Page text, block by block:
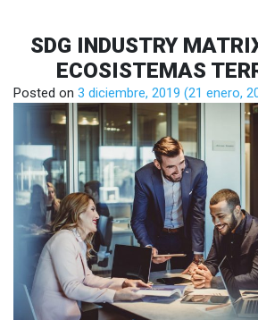
SDG INDUSTRY
ECOSISTEMAS
Posted on 3 diciembre, 2019 (21 enero,